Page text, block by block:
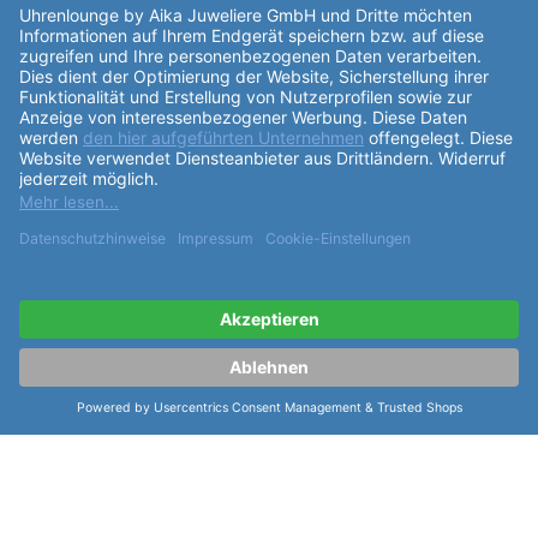
und sowohl innen als auch außen entspiegelt, was
für eine klare Sicht auf dasZifferblatt sorgt. Das
Automatikwerk basiert auf dem Sellita SW 200
Kaliberund bietet höchste Präzision und
Zuverlässigkeit. Das Uhrwerk ist undekoriert und in
der Qualitätsstufe Top eingestuft. DasZifferblattder
Laco Sportuhr Atlantik 42 ist in edlem Schwarz
gehalten und trägt stolz den Aufdruck "Laco made in
Germany". Die Indexe desZifferblatts sind in einem
sportliche Note verleiht. DasArmbandaus
schwarzem Rubber passt perfekt zum Gesamtdesign
der Uhr und ist für einen Armumfang von 15,5-21,5cm
geeignet. Die Laco Sportuhr Atlantik 42 verfügt über
diverse praktischeFunktionenwie eine dunkle